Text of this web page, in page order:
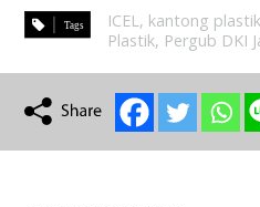
ICEL, kantong plastik
Plastik, Pergub DKI